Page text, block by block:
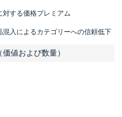
対する価格プレミアム
混入によるカテゴリーへの信頼低下
値および数量）